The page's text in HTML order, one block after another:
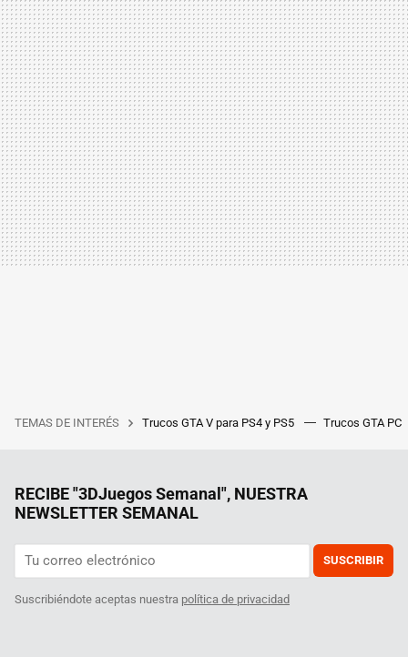
TEMAS DE INTERÉS Trucos GTA V para PS4 y PS5 Trucos GTA PC
RECIBE "3DJuegos Semanal", NUESTRA
NEWSLETTER SEMANAL
SUSCRIBIR
Suscribiéndote aceptas nuestra política de privacidad